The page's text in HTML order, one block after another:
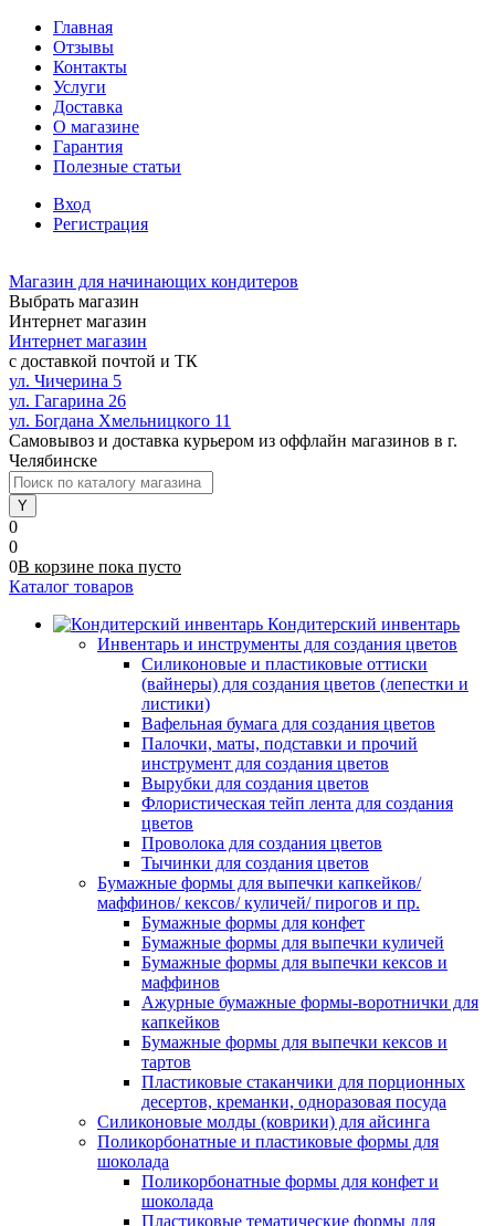
Главная
Отзывы
Контакты
Услуги
Доставка
О магазине
Гарантия
Полезные статьи
Вход
Регистрация
Магазин для начинающих кондитеров
Выбрать магазин
Интернет магазин
Интернет магазин
с доставкой почтой и ТК
ул. Чичерина 5
ул. Гагарина 26
ул. Богдана Хмельницкого 11
Самовывоз и доставка курьером из оффлайн магазинов в г.
Челябинске
0
0
0В корзине пока пусто
Каталог товаров
Кондитерский инвентарь
Инвентарь и инструменты для создания цветов
Силиконовые и пластиковые оттиски
(вайнеры) для создания цветов (лепестки и
листики)
Вафельная бумага для создания цветов
Палочки, маты, подставки и прочий
инструмент для создания цветов
Вырубки для создания цветов
Флористическая тейп лента для создания
цветов
Проволока для создания цветов
Тычинки для создания цветов
Бумажные формы для выпечки капкейков/
маффинов/ кексов/ куличей/ пирогов и пр.
Бумажные формы для конфет
Бумажные формы для выпечки куличей
Бумажные формы для выпечки кексов и
маффинов
Ажурные бумажные формы-воротнички для
капкейков
Бумажные формы для выпечки кексов и
тартов
Пластиковые стаканчики для порционных
десертов, креманки, одноразовая посуда
Силиконовые молды (коврики) для айсинга
Поликорбонатные и пластиковые формы для
шоколада
Поликорбонатные формы для конфет и
шоколада
Пластиковые тематические формы для